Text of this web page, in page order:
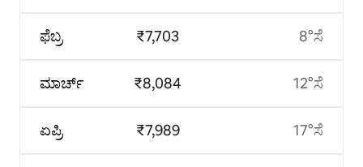
ಫೆಬ್ರ
ಮಾರ್ಚ್
ಏಪ್ರಿ
₹7,703
₹8,084
₹7,989
8°ಸೆ
12°ಸೆ
17°ಸೆ